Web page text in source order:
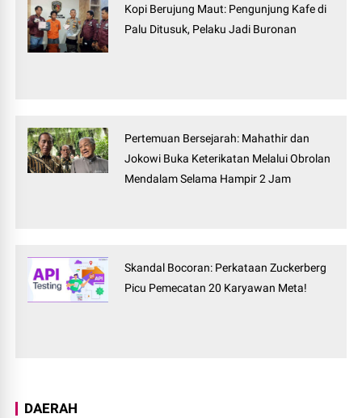
Kopi Berujung Maut: Pengunjung Kafe di
Palu Ditusuk, Pelaku Jadi Buronan
Pertemuan Bersejarah: Mahathir dan
Jokowi Buka Keterikatan Melalui Obrolan
Mendalam Selama Hampir 2 Jam
Skandal Bocoran: Perkataan Zuckerberg
Picu Pemecatan 20 Karyawan Meta!
DAERAH